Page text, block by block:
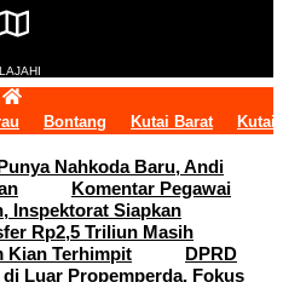
Bontang Kutai Barat Kutai
Nahkoda Baru, Andi
Komentar Pegawai
Inspektorat Siapkan
Rp2,5 Triliun Masih
Kian Terhimpit
DPRD
Luar Propemperda, Fokus